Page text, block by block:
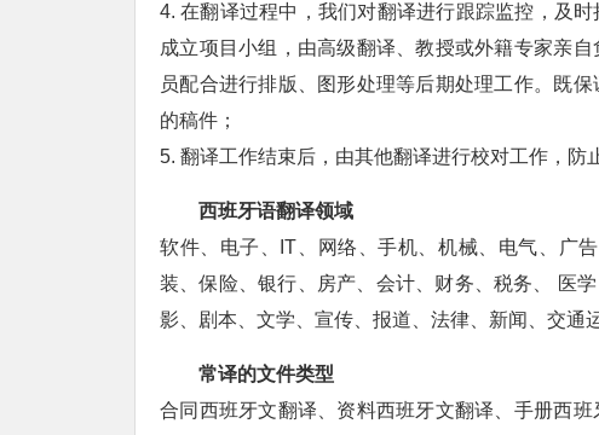
4. 在翻译过程中，我们对翻译进行跟踪监控，及
成立项目小组，由高级翻译、教授或外籍专家亲
员配合进行排版、图形处理等后期处理工作。既
的稿件；
5. 翻译工作结束后，由其他翻译进行校对工作，防
西班牙语翻译领域
软件、电子、IT、网络、手机、机械、电气、广
装、保险、银行、房产、会计、财务、税务、 医
影、剧本、文学、宣传、报道、法律、新闻、交通
常译的文件类型
合同西班牙文翻译、资料西班牙文翻译、手册西